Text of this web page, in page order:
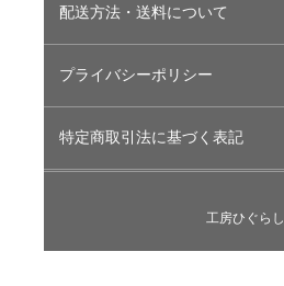
配送方法・送料について
プライバシーポリシー
特定商取引法に基づく表記
工房ひぐらし